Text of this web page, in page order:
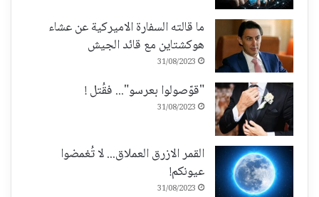
ما قالته السفارة الاميركية عن عشاء
هوكشتاين مع قائد الجيش
31/08/2023
"قوّصولوا بعرسو"... فقُتل !
31/08/2023
القمر الازرق العملاق... لا تُغمضوا
عيونكم!
31/08/2023